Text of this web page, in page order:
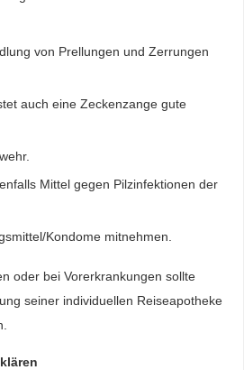
von Prellungen und Zerrungen
auch eine Zeckenzange gute
Mittel gegen Pilzinfektionen der
Kondome mitnehmen.
oder bei Vorerkrankungen sollte
seiner individuellen Reiseapotheke